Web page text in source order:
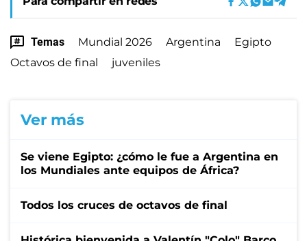
Temas Mundial 2026 Argentina
Egipto
Octavos de final
juveniles
Ver más
Se viene Egipto: ¿cómo le fue a Argentina en
los Mundiales ante equipos de África?
Todos los cruces de octavos de final